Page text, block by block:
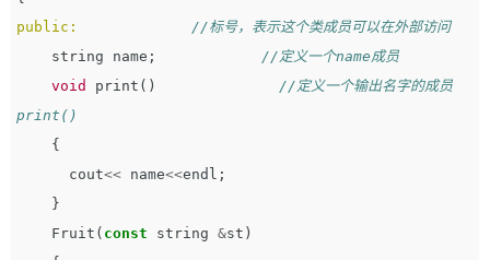
public:
//标号，表示这个类成员可以在外部访问
string
name ;
void
print ()
//定义一个输出名字的成员
print()
{
cout<< name<<endl ;
}
Fruit ( const string &st )